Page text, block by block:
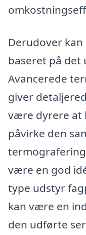
Derudover
baseret på det
Avancerede
giver
være dyrere at
påvirke den
være en god
type udstyr
kan være en
den udførte